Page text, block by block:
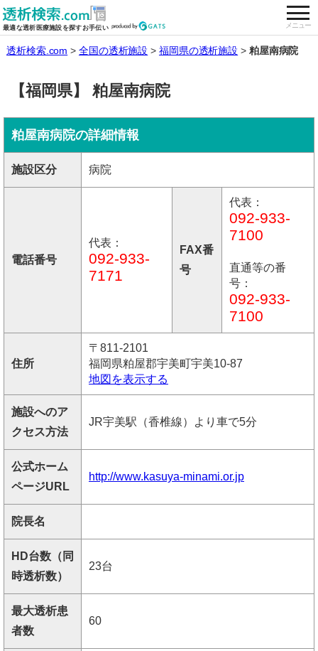
最適な透析医療施設を探すお手伝い メニュー
全国の透析施設を検索する
透析検索.com 全国の透析施設 福岡県の透析施設 粕屋南病院
【福岡県】 粕屋南病院
粕屋南病院の詳細情報
施設区分 病院
電話番号
代表：
092-933-
7171
FAX番
号
代表：
092-933-
7100
直通等の番
号：
092-933-
7100
住所
〒811-2101
福岡県粕屋郡宇美町宇美10-87
地図を表示する
施設へのア
クセス方法
JR宇美駅（香椎線）より車で5分
公式ホーム
ページURL
http://www.kasuya-minami.or.jp
院長名
HD台数（同
時透析数）
23台
最大透析患
者数
60